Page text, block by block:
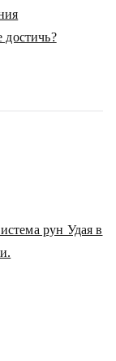
достичь?
рун Удая в